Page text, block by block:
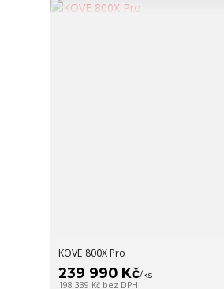
KOVE 800X Pro
239 990 Kč/ks
198 339 Kč bez DPH